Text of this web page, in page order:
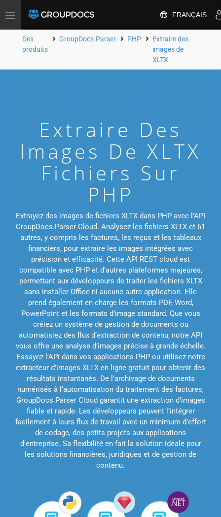
Toggle
FRANÇAIS
Des
produits
GroupDocs.Parser PHP
Extraire des
images de
XLTX
Extraire Des
Images De XLTX
Fichiers Sur
PHP
Extrayez des images de fichiers XLTX dans PHP avec l’API
GroupDocs.Parser Cloud. Analysez les fichiers XLTX et 61
autres, y compris les factures, les reçus et les tableaux
financiers, pour extraire les images intégrées avec
précision et efficacité. Cette API REST cloud est
compatible avec PHP et d’autres plateformes majeures,
permettant aux développeurs de traiter les fichiers XLTX
sans installer Office ni aucune autre application. Elle
prend également en charge les formats PDF, Word,
PowerPoint et les formats d’image standard. Que vous
créiez un système de gestion de documents ou
automatisiez des flux d’extraction de contenu, notre API
vous offre une analyse d’images précise à grande échelle.
Essayez l’API dans vos applications PHP ou utilisez notre
extracteur d’images XLTX en ligne gratuit pour obtenir des
résultats instantanés. De l’archivage de documents
numérisés à l’automatisation du traitement des factures,
GroupDocs.Parser Cloud garantit une extraction d’images
fiable et rapide. Les développeurs peuvent l’intégrer
facilement à leurs flux de travail avec un minimum d’effort
de codage, des petits projets aux applications
d’entreprise. Sa flexibilité en fait la solution idéale pour
les solutions financières, juridiques et de gestion de
contenu.